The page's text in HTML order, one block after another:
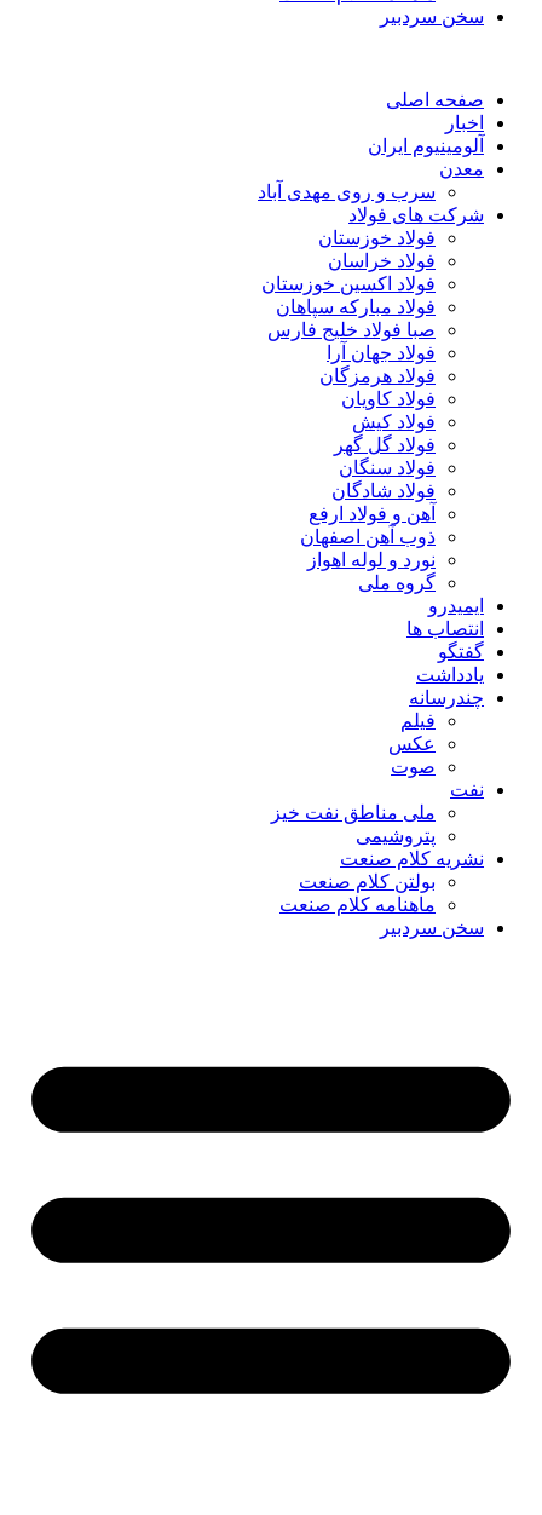
سخن سردبیر
صفحه اصلی
اخبار
آلومینیوم ایران
معدن
سرب و روی مهدی آباد
شرکت های فولاد
فولاد خوزستان
فولاد خراسان
فولاد اکسین خوزستان
فولاد مبارکه سپاهان
صبا فولاد خلیج فارس
فولاد جهان آرا
فولاد هرمزگان
فولاد کاویان
فولاد کیش
فولاد گل گهر
فولاد سنگان
فولاد شادگان
آهن و فولاد ارفع
ذوب آهن اصفهان
نورد و لوله اهواز
گروه ملی
ایمیدرو
انتصاب ها
گفتگو
یادداشت
چندرسانه
فیلم
عکس
صوت
نفت
ملی مناطق نفت خیز
پتروشیمی
نشریه کلام صنعت
بولتن کلام صنعت
ماهنامه کلام صنعت
سخن سردبیر